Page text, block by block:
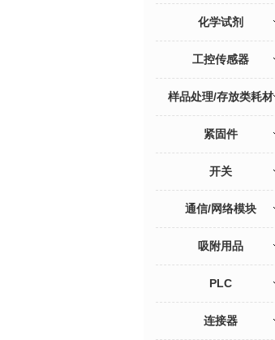
化学试剂
工控传感器
样品处理/存放类耗材
紧固件
开关
通信/网络模块
吸附用品
PLC
连接器